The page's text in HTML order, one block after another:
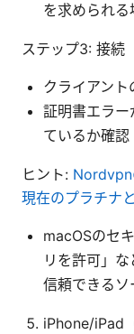
を求められる
ステップ3: 接続
クライアン
証明書エラ
ているか確認
ヒント: Nordvpn
現在のプラチナ
macOSのセ
リを許可」な
信頼できるソ
iPhone/iPad